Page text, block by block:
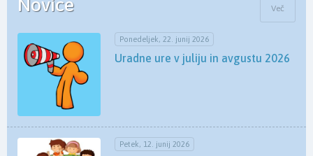
Novice Več
Ponedeljek, 22. junij 2026
Uradne ure v juliju in avgustu 2026
Petek, 12. junij 2026